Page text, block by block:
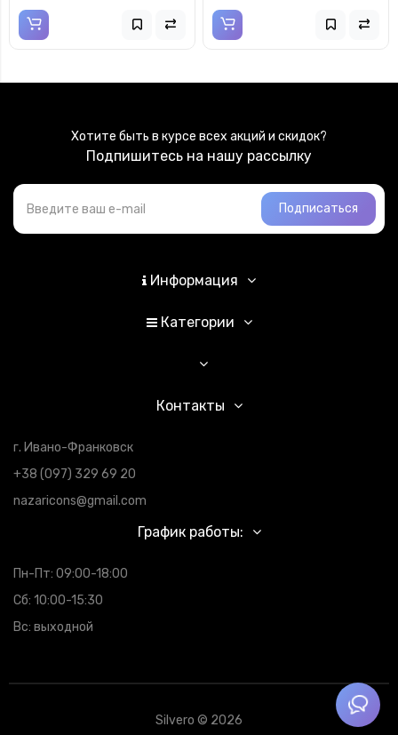
Хотите быть в курсе всех акций и скидок?
Подпишитесь на нашу рассылку
Подписаться
Информация
Категории
Контакты
г. Ивано-Франковск
+38 (097) 329 69 20
nazaricons@gmail.com
График работы:
Пн-Пт: 09:00-18:00
Сб: 10:00-15:30
Вс: выходной
Silvero © 2026